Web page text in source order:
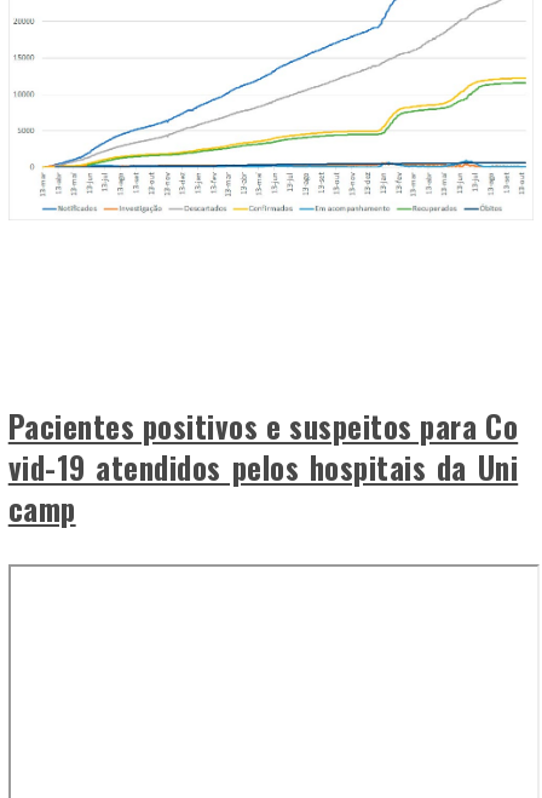
Pacientes positivos e suspeitos para Co
vid-19 atendidos pelos hospitais da Uni
camp